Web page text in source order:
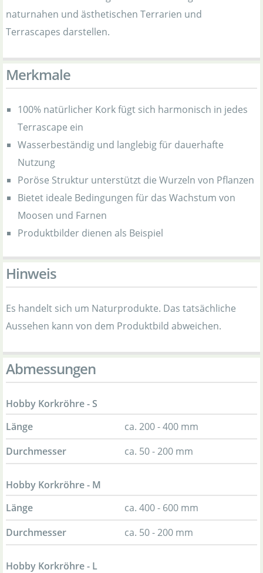
naturnahen und ästhetischen Terrarien und
Terrascapes darstellen.
Merkmale
100% natürlicher Kork fügt sich harmonisch in jedes
Terrascape ein
Wasserbeständig und langlebig für dauerhafte
Nutzung
Poröse Struktur unterstützt die Wurzeln von Pflanzen
Bietet ideale Bedingungen für das Wachstum von
Moosen und Farnen
Produktbilder dienen als Beispiel
Hinweis
Es handelt sich um Naturprodukte. Das tatsächliche
Aussehen kann von dem Produktbild abweichen.
Abmessungen
Hobby Korkröhre - S
Länge
ca. 200 - 400 mm
Durchmesser
ca. 50 - 200 mm
Hobby Korkröhre - M
Länge
ca. 400 - 600 mm
Durchmesser
ca. 50 - 200 mm
Hobby Korkröhre - L